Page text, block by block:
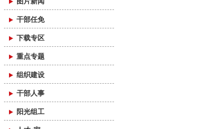
干部任免
下载专区
重点专题
组织建设
干部人事
阳光组工